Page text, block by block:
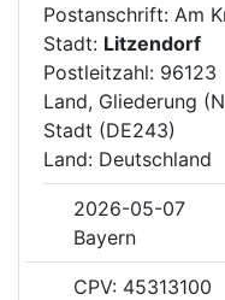
Postanschrift: Am
Stadt: Litzendorf
Postleitzahl: 96123
Land, Gliederung
Stadt (DE243)
Land: Deutschland
2026-05-07
Bayern
CPV: 45313100